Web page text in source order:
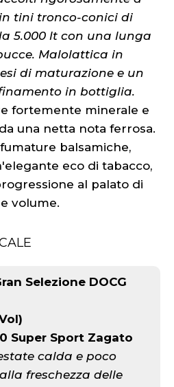
tini tronco-conici di
5.000 lt con una lunga
Malolattica in
di maturazione e un
in bottiglia.
fortemente minerale e
una netta nota ferrosa.
balsamiche,
eco di tabacco,
al palato di
volume.
Selezione DOCG
Super Sport Zagato
calda e poco
freschezza delle